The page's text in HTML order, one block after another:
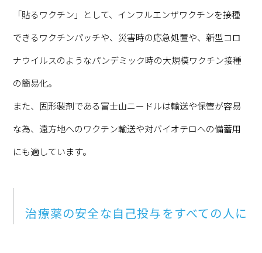
「貼るワクチン」として、インフルエンザワクチンを接種
できるワクチンパッチや、災害時の応急処置や、新型コロ
ナウイルスのようなパンデミック時の大規模ワクチン接種
の簡易化。
また、固形製剤である富士山ニードルは輸送や保管が容易
な為、遠方地へのワクチン輸送や対バイオテロへの備蓄用
にも適しています。
治療薬の安全な自己投与をすべての人に